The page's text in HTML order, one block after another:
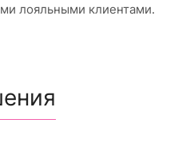
лояльными клиентами.